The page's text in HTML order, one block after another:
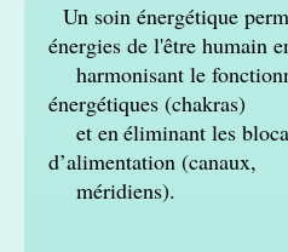
Un soin énergétique
énergies de l'être humain
harmonisant le
énergétiques (chakras)
et enéliminant les
d’alimentation (canaux,
méridiens).